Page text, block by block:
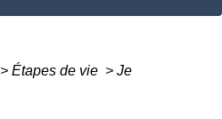
> Étapes de vie > Je